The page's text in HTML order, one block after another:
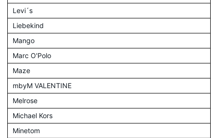
Levi´s
Liebekind
Mango
Marc O'Polo
Maze
mbyM VALENTINE
Melrose
Michael Kors
Minetom